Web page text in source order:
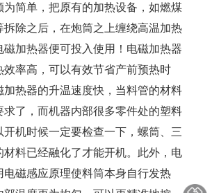
为简单，把原有的加热设备，如燃煤
拆除之后，在炮筒之上缠绕高温加热
磁加热器便可投入使用！电磁加热器
效率高，可以有效节省产前预热时
加热器的升温速度快，当料管的材料
求了，而机器内部很多零件处的塑料
开机时候一定要检查一下，螺筒、三
材料已经融化了才能开机。此外，电
电磁感应原理使料筒本身自行发热